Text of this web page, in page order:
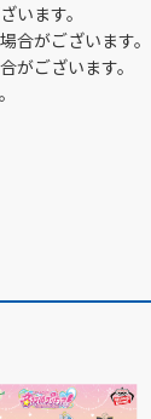
います。
合がございます。
がございます。